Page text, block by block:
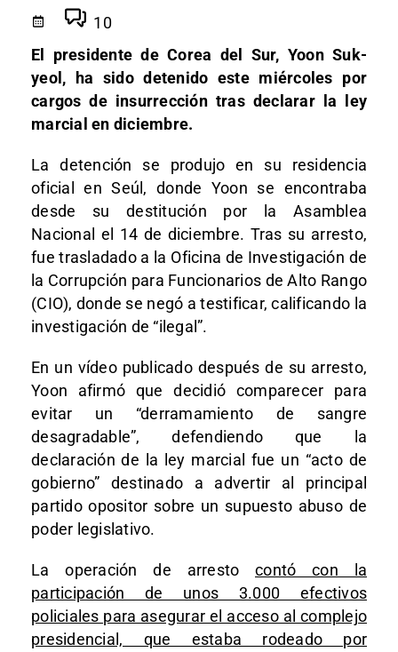
10
El presidente de Corea del Sur, Yoon Suk-
yeol, ha sido detenido este miércoles por
cargos de insurrección tras declarar la ley
marcial en diciembre.
La detención se produjo en su residencia
oficial en Seúl, donde Yoon se encontraba
desde su destitución por la Asamblea
Nacional el 14 de diciembre. Tras su arresto,
fue trasladado a la Oficina de Investigación de
la Corrupción para Funcionarios de Alto Rango
(CIO), donde se negó a testificar, calificando la
investigación de “ilegal”.
En un vídeo publicado después de su arresto,
Yoon afirmó que decidió comparecer para
evitar un “derramamiento de sangre
desagradable”, defendiendo que la
declaración de la ley marcial fue un “acto de
gobierno” destinado a advertir al principal
partido opositor sobre un supuesto abuso de
poder legislativo.
La operación de arresto contó con la
participación de unos 3.000 efectivos
policiales para asegurar el acceso al complejo
presidencial, que estaba rodeado por